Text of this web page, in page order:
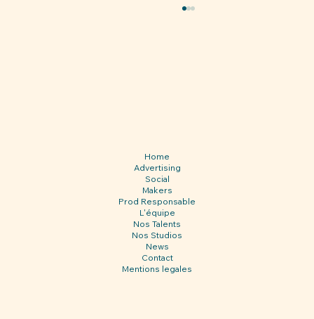
My Kitchen Society ouvre un nouveau
chapitre en Rhône-Alpes
Home
Advertising
Social
Makers
Prod Responsable
L'équipe
Nos Talents
Nos Studios
News
Contact
Mentions legales